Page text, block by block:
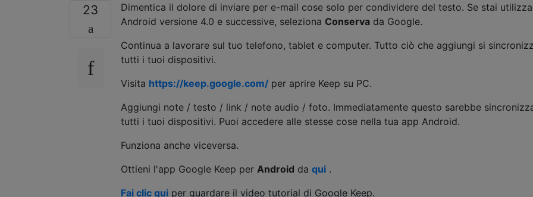
23
Dimentica il dolore di inviare per e-mail cose solo per condividere del testo. Se stai
Android versione 4.0 e successive, seleziona Conserva da Google.
Continua a lavorare sul tuo telefono, tablet e computer. Tutto ciò che aggiungi si
tutti i tuoi dispositivi.
Visita https://keep.google.com/ per aprire Keep su PC.
Aggiungi note / testo / link / note audio / foto. Immediatamente questo sarebbe
tutti i tuoi dispositivi. Puoi accedere alle stesse cose nella tua app Android.
Funziona anche viceversa.
Ottieni l'app Google Keep per Android da qui .
Fai clic qui per guardare il video tutorial di Google Keep.